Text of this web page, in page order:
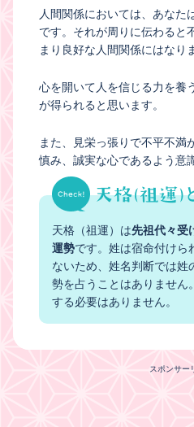
人間関係においては、あなた
です。それが周りに伝わると
まり良好な人間関係にはなり
心を開いて人を信じる力を養
が得られると思います。
また、見栄っ張りで不平不満
慎み、誠実な心であるよう意
天格（祖運）は先祖代々受
運勢です。姓は宿命付けら
ないため、姓名判断では姓
勢を占うことはありません
する必要はありません。
スポンサー